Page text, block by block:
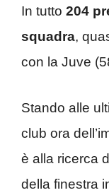
In tutto 204
squadra,
con la Juve
Stando alle
club ora
è alla ricerca
della finestra